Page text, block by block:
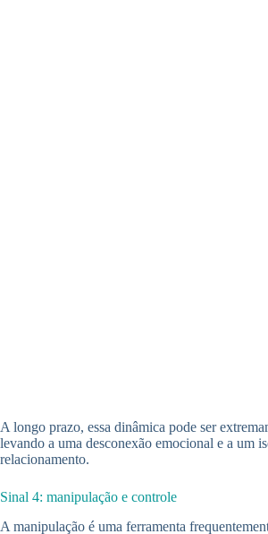
A longo prazo, essa dinâmica pode ser
levando a uma desconexão emocional e a um
relacionamento.
Sinal 4: manipulação e controle
A manipulação é uma ferramenta